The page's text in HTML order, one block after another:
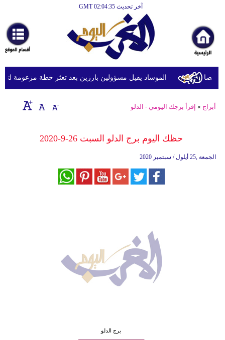
آخر تحديث GMT 02:04:35
أخبارعاجلة
رياضة
ثقافة
إقتصاد
وموسيقى
الموساد يقيل مسؤولين بارزين بعد تعثر خطة مزعومة لتغيير
أبراج » إقرأ برجك اليومي - الدلو
حظك اليوم برج الدلو السبت 26-9-2020
الجمعة ,25 أيلول / سبتمبر 2020
برج الدلو